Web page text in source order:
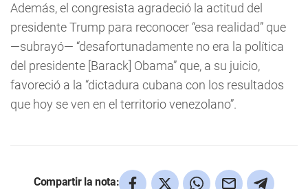
Además, el congresista agradeció la actitud del
presidente Trump para reconocer “esa realidad” que
—subrayó— “desafortunadamente no era la política
del presidente [Barack] Obama” que, a su juicio,
favoreció a la “dictadura cubana con los resultados
que hoy se ven en el territorio venezolano”.
Compartir la nota: